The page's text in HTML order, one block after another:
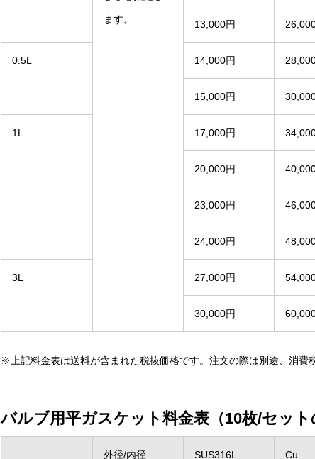
ます。 13,000円
0.5L 14,000円
15,000円
1L 17,000円
20,000円
23,000円
24,000円
3L 27,000円
30,000円
※上記料金表は送料が含まれた税抜価格です。注文の際は別途、消費
バルブ用平ガスケット料金表（10枚/セット
外径/内径 SUS316L Cu